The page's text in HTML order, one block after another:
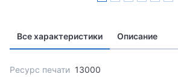
Все характеристики Описание
Ресурс печати 13000